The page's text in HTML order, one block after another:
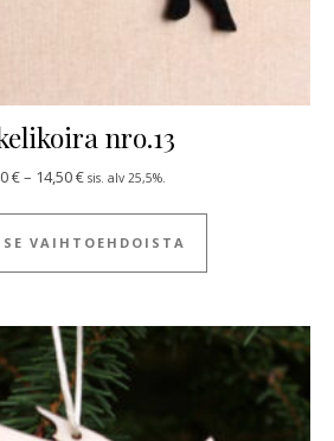
nro.13
€– 14,50€Hintaluokka: 12,50 € - 14,50 €
sis. alv 25,5%.
VAIHTOEHDOISTA
Tällä tuotteella